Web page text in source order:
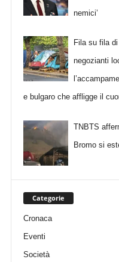
nemici’
Fila su fila
negozianti
e bulgaro che affligge il
TNBTS
Bromo si
Categorie
Cronaca
Eventi
Società